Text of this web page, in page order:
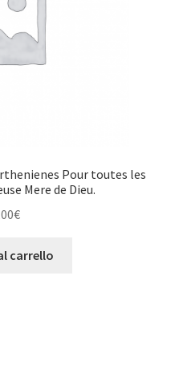
Pour toutes les
Mere de Dieu.
€
carrello